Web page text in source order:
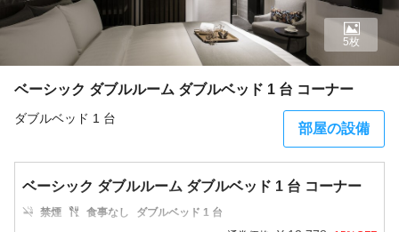
ベーシック ダブルルーム ダブルベッド 1 台 コーナー
ダブルベッド 1 台
部屋の設備
5枚
ベーシック ダブルルーム ダブルベッド 1 台 コーナー
禁煙 食事なし
ダブルベッド 1 台